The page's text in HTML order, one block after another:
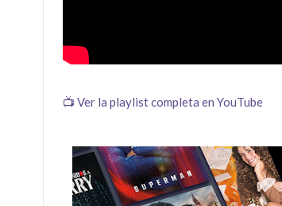
📺 Ver la playlist completa en YouTube